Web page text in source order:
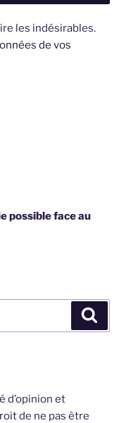
les indésirables.
de vos
possible face au
d’opinion et
de ne pas être